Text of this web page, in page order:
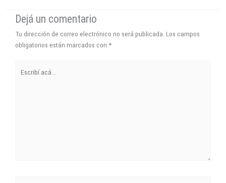
Dejá un comentario
Tu dirección de correo electrónico no será publicada. Los campos
obligatorios están marcados con *
acá...